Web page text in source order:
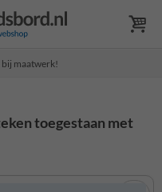
bij maatwerk!
toegestaan met